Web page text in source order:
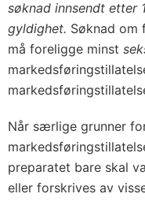
søknad innsendt etter
gyldighet. Søknad om
må foreligge minst
Når særlige grunner
preparatet bare skal
eller forskrives av